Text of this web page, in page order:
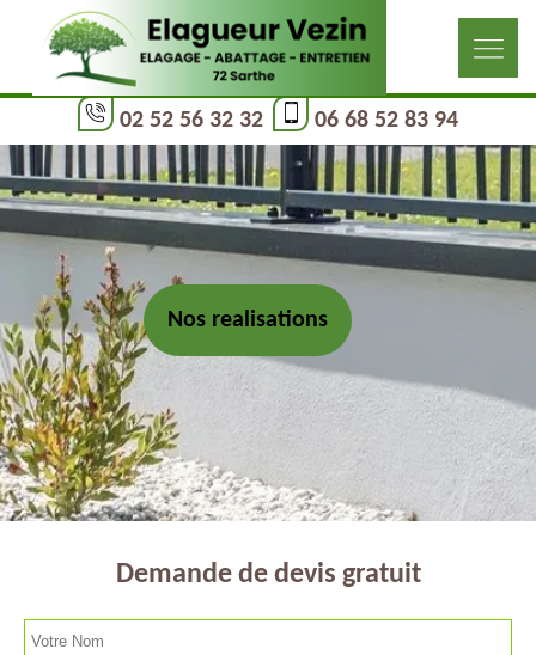
02 52 56 32 32 06 68 52 83 94
Nos realisations
Demande de devis gratuit